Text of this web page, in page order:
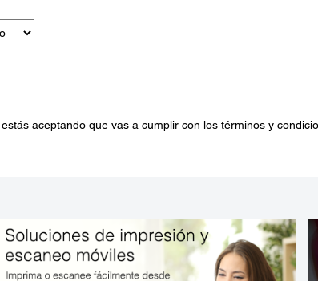
aceptando que vas a cumplir con los términos y